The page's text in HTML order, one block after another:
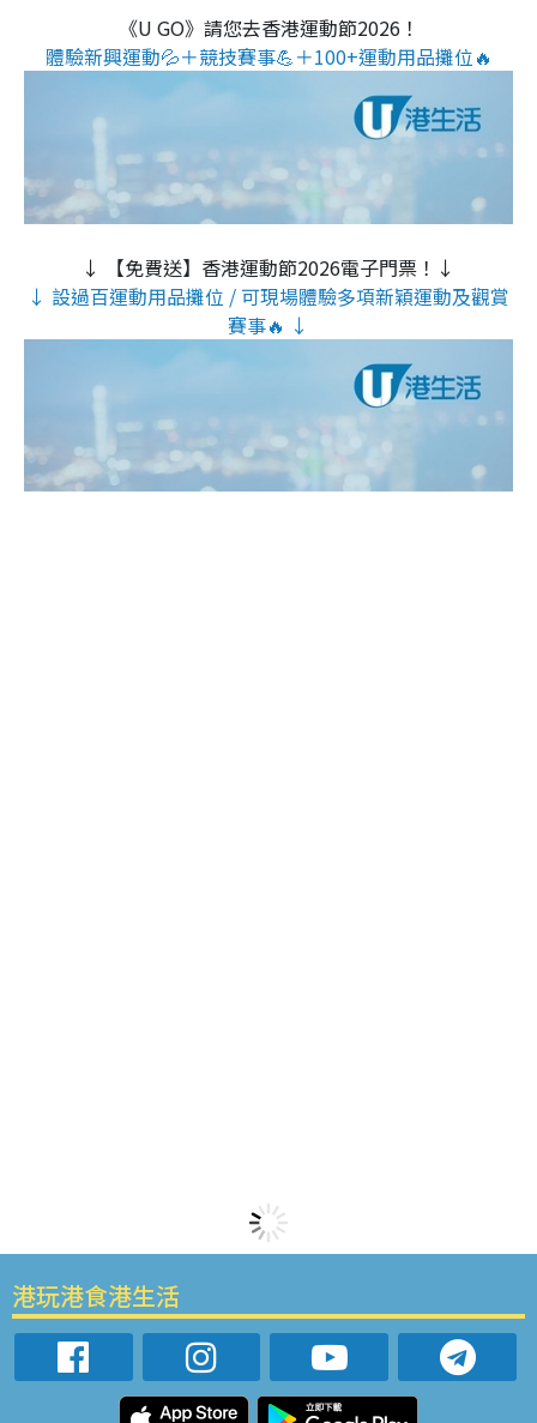
《U GO》請您去香港運動節2026！
體驗新興運動💦＋競技賽事💪＋100+運動用品攤位🔥
↓ 【免費送】香港運動節2026電子門票！↓
↓ 設過百運動用品攤位 / 可現場體驗多項新穎運動及觀賞
賽事🔥 ↓
港玩港食港生活